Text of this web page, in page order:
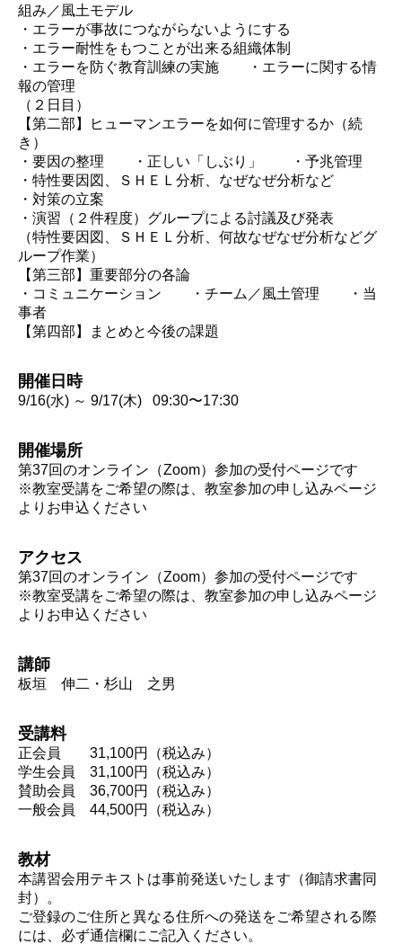
組み／風土モデル
・エラーが事故につながらないようにする
・エラー耐性をもつことが出来る組織体制
・エラーを防ぐ教育訓練の実施 ・エラーに関する情
報の管理
（２日目）
【第二部】ヒューマンエラーを如何に管理するか（続
き）
・要因の整理 ・正しい「しぶり」 ・予兆管理
・特性要因図、ＳＨＥＬ分析、なぜなぜ分析など
・対策の立案
・演習（２件程度）グループによる討議及び発表
（特性要因図、ＳＨＥＬ分析、何故なぜなぜ分析などグ
ループ作業）
【第三部】重要部分の各論
・コミュニケーション ・チーム／風土管理 ・当
事者
【第四部】まとめと今後の課題
開催日時
9/16(水) ～ 9/17(木) 09:30〜17:30
開催場所
第37回のオンライン（Zoom）参加の受付ページです
※教室受講をご希望の際は、教室参加の申し込みページ
よりお申込ください
アクセス
第37回のオンライン（Zoom）参加の受付ページです
※教室受講をご希望の際は、教室参加の申し込みページ
よりお申込ください
講師
板垣 伸二・杉山 之男
受講料
正会員 31,100円（税込み）
学生会員 31,100円（税込み）
賛助会員 36,700円（税込み）
一般会員 44,500円（税込み）
教材
本講習会用テキストは事前発送いたします（御請求書同
封）。
ご登録のご住所と異なる住所への発送をご希望される際
には、必ず通信欄にご記入ください。